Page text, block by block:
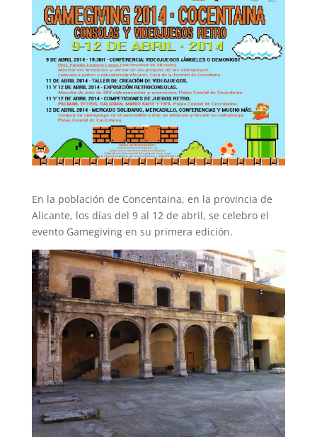
En la población de Concentaina, en la provincia de
Alicante, los días del 9 al 12 de abril, se celebro el
evento Gamegiving en su primera edición.